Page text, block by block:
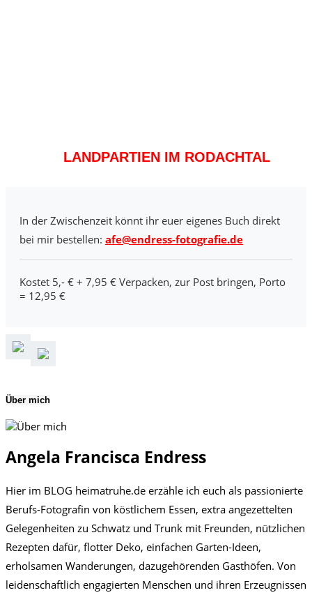
LANDPARTIEN IM RODACHTAL
In der Zwischenzeit könnt ihr euer eigenes Buch direkt
bei mir bestellen: afe@endress-fotografie.de
Kostet 5,- € + 7,95 € Verpacken, zur Post bringen, Porto
= 12,95 €
Über mich
Angela Francisca Endress
Hier im BLOG heimatruhe.de erzähle ich euch als passionierte
Berufs-Fotografin von köstlichem Essen, extra angezettelten
Gelegenheiten zu Schwatz und Trunk mit Freunden, nützlichen
Rezepten dafür, flotter Deko, einfachen Garten-Ideen,
erholsamen Wanderungen, dazugehörenden Gasthöfen. Von
leidenschaftlich engagierten Menschen und ihren Erzeugnissen